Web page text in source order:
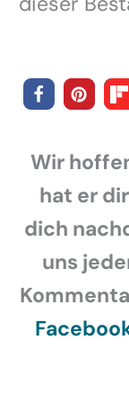
Wir
hat er
dich
uns